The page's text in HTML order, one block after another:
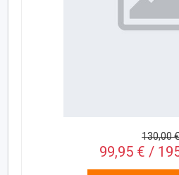
130,00 €
99,95 € /